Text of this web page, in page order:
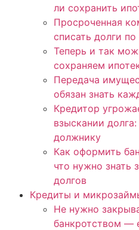
ли сохранить
Просроченная
списать долги
Теперь и так
сохраняем
Передача
обязан знать
Кредитор
взыскании
должнику
Как оформить
что нужно знать
долгов
Кредиты и
Не нужно
банкротством —